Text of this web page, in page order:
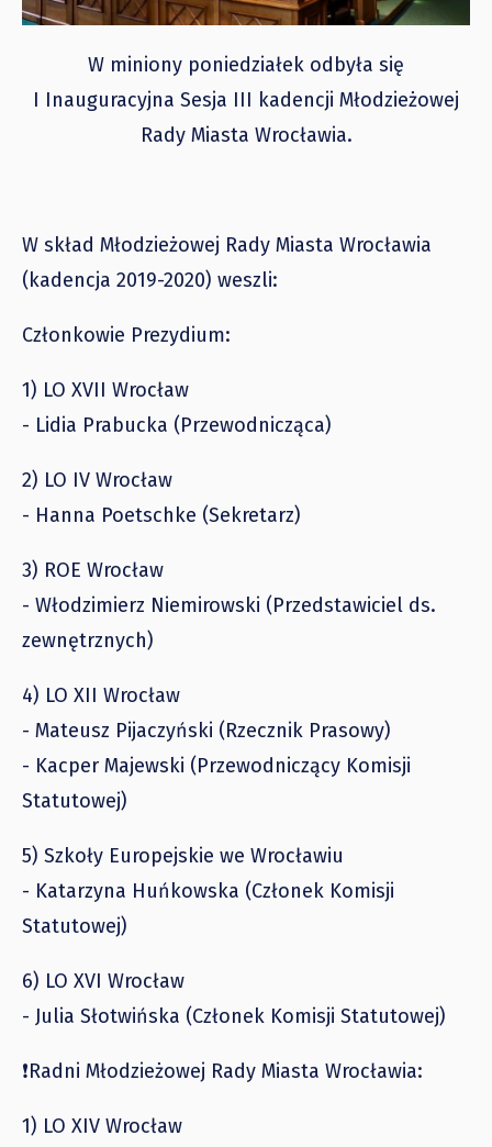
W miniony poniedziałek odbyła się
I Inauguracyjna Sesja III kadencji Młodzieżowej
Rady Miasta Wrocławia.
W skład Młodzieżowej Rady Miasta Wrocławia
(kadencja 2019-2020) weszli:
Członkowie Prezydium:
1) LO XVII Wrocław
- Lidia Prabucka (Przewodnicząca)
2) LO IV Wrocław
- Hanna Poetschke (Sekretarz)
3) ROE Wrocław
- Włodzimierz Niemirowski (Przedstawiciel ds.
zewnętrznych)
4) LO XII Wrocław
- Mateusz Pijaczyński (Rzecznik Prasowy)
- Kacper Majewski (Przewodniczący Komisji
Statutowej)
5) Szkoły Europejskie we Wrocławiu
- Katarzyna Huńkowska (Członek Komisji
Statutowej)
6) LO XVI Wrocław
- Julia Słotwińska (Członek Komisji Statutowej)
❗️Radni Młodzieżowej Rady Miasta Wrocławia:
1) LO XIV Wrocław​